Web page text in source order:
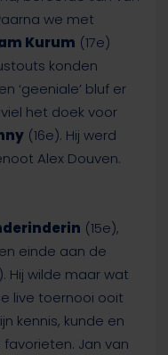
we met
Kurum (17e)
konden
‘geeniale’ bluf er
het doek voor
(16e). Hij werd
Alex Douven.
(15e),
einde aan de
Hij wilde maar wat
live toernooi ooit
kennis, kunde en
Jan van